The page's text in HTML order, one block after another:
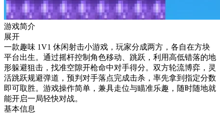
游戏简介
展开
一款趣味 1V1 休闲射击小游戏，玩家分成两方，各自在方块
平台出生。通过摇杆控制角色移动、跳跃，利用高低错落的地
形躲避狙击，找准空隙开枪命中对手得分。双方轮流博弈，灵
活跳跃规避弹道，预判对手落点完成击杀，率先拿到指定分数
即可取胜。游戏操作简单，兼具走位与瞄准乐趣，随时随地就
能开启一局轻快对战。
基本信息